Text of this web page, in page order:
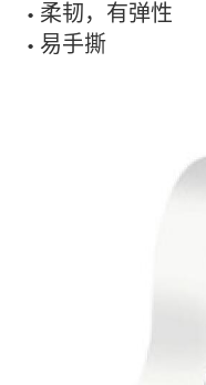
• 柔韧，有弹性
• 易手撕